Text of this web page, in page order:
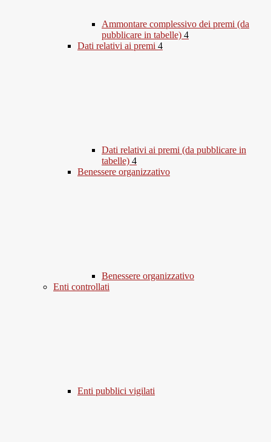
Ammontare complessivo dei premi (da
pubblicare in tabelle) 4
Dati relativi ai premi 4
Dati relativi ai premi (da pubblicare in
tabelle) 4
Benessere organizzativo
Benessere organizzativo
Enti controllati
Enti pubblici vigilati